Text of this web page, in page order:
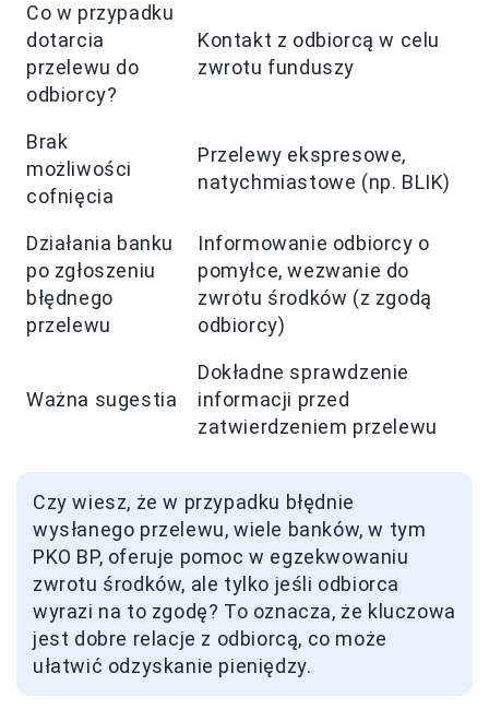
Co w przypadku
dotarcia
przelewu do
odbiorcy?
Kontakt z odbiorcą w celu
zwrotu funduszy
Brak
możliwości
cofnięcia
Przelewy ekspresowe,
natychmiastowe (np. BLIK)
Działania banku
po zgłoszeniu
błędnego
przelewu
Informowanie odbiorcy o
pomyłce, wezwanie do
zwrotu środków (z zgodą
odbiorcy)
Ważna sugestia
Dokładne sprawdzenie
informacji przed
zatwierdzeniem przelewu
Czy wiesz, że w przypadku błędnie
wysłanego przelewu, wiele banków, w tym
PKO BP, oferuje pomoc w egzekwowaniu
zwrotu środków, ale tylko jeśli odbiorca
wyrazi na to zgodę? To oznacza, że kluczowa
jest dobre relacje z odbiorcą, co może
ułatwić odzyskanie pieniędzy.